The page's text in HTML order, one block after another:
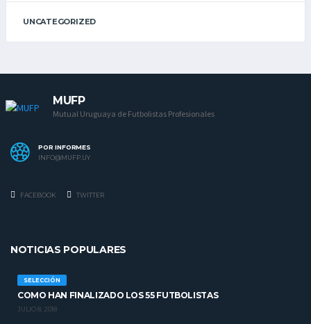
UNCATEGORIZED
MUFP
Mutual Uruguaya de Futbolistas Profesionales
POR INFORMES
INFO@MUFP.UY
FACEBOOK TWITTER
NOTICIAS POPULARES
SELECCIÓN
COMO HAN FINALIZADO LOS 55 FUTBOLISTAS
JULIO 8, 2018